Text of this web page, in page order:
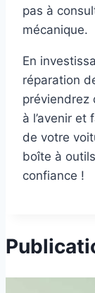
pas à
mécanique.
En
réparation
préviendrez
à l’avenir
de votre
boîte à
confiance !